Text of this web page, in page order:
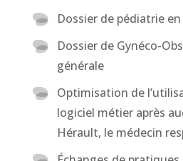
Dossier de pédiatrie
Dossier de Gynéco-
générale
Optimisation de
logiciel métier après
Hérault, le médecin